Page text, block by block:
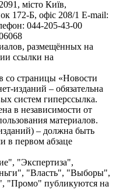
місто Київ,
Б, офіс 208/1 E-mail:
044-205-43-00
размещённых на
ссылки на
со страницы «Новости
изданий – обязательна
систем гиперссылка.
в независимости от
материалов.
– должна быть
в первом абзаце
"Экспертиза",
"Власть", "Выборы",
"Промо" публикуются на